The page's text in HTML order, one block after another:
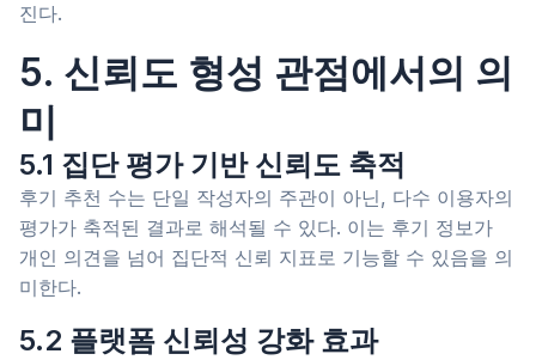
진다.
5. 신뢰도 형성 관점에서의 의
미
5.1 집단 평가 기반 신뢰도 축적
후기 추천 수는 단일 작성자의 주관이 아닌, 다수 이용자의
평가가 축적된 결과로 해석될 수 있다. 이는 후기 정보가
개인 의견을 넘어 집단적 신뢰 지표로 기능할 수 있음을 의
미한다.
5.2 플랫폼 신뢰성 강화 효과